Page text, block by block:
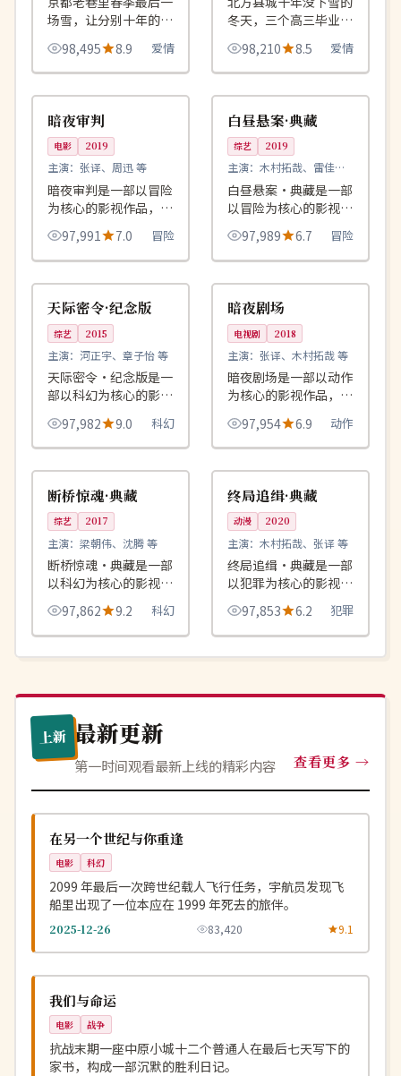
场雪，让分别十年的恋
人又一次撑起了同一把
伞。98,495 8.9 爱情
冬天，三个高三毕业生
约好下雪那天再见，
2022 年的雪在毕业十
年后终于落下。
98,210 8.5 爱情
日本
99:38
暗夜审判
电影 2019
主演： 张译、周迅 等
暗夜审判是一部以冒险
为核心的影视作品，围
绕危机、反转与人物成
长展开，整体节奏紧
凑，值得推荐观看。
97,991 7.0 冒险
中国
99:06
白昼悬案·典藏
综艺 2019
主演： 木村拓哉、雷佳音
等
白昼悬案·典藏是一部
以冒险为核心的影视作
品，围绕危机、反转与
人物成长展开，整体节
奏紧凑，值得推荐观
看。
97,989 6.7 冒险
美国
独播 99:01
天际密令·纪念版
综艺 2015
主演： 河正宇、章子怡 等
天际密令·纪念版是一
部以科幻为核心的影视
作品，围绕危机、反转
与人物成长展开，整体
节奏紧凑，值得推荐观
看。
97,982 9.0 科幻
英国
高分 99:29
暗夜剧场
电视剧 2018
主演： 张译、木村拓哉 等
暗夜剧场是一部以动作
为核心的影视作品，围
绕危机、反转与人物成
长展开，整体节奏紧
凑，值得推荐观看。
97,954 6.9 动作
美国
99:41
断桥惊魂·典藏
综艺 2017
主演： 梁朝伟、沈腾 等
断桥惊魂·典藏是一部
以科幻为核心的影视作
品，围绕危机、反转与
人物成长展开，整体节
奏紧凑，值得推荐观
看。
97,862 9.2 科幻
美国
99:09
终局追缉·典藏
动漫 2020
主演： 木村拓哉、张译 等
终局追缉·典藏是一部
以犯罪为核心的影视作
品，围绕危机、反转与
人物成长展开，整体节
奏紧凑，值得推荐观
看。
97,853 6.2 犯罪
上新 最新更新
第一时间观看最新上线的精彩内容 查看更多
美国
在另一个世纪与你重逢
电影 科幻
2099 年最后一次跨世纪载人飞行任务，宇航员发现飞
船里出现了一位本应在 1999 年死去的旅伴。
2025-12-26 83,420 9.1
中国
我们与命运
电影 战争
抗战末期一座中原小城十二个普通人在最后七天写下的
家书，构成一部沉默的胜利日记。